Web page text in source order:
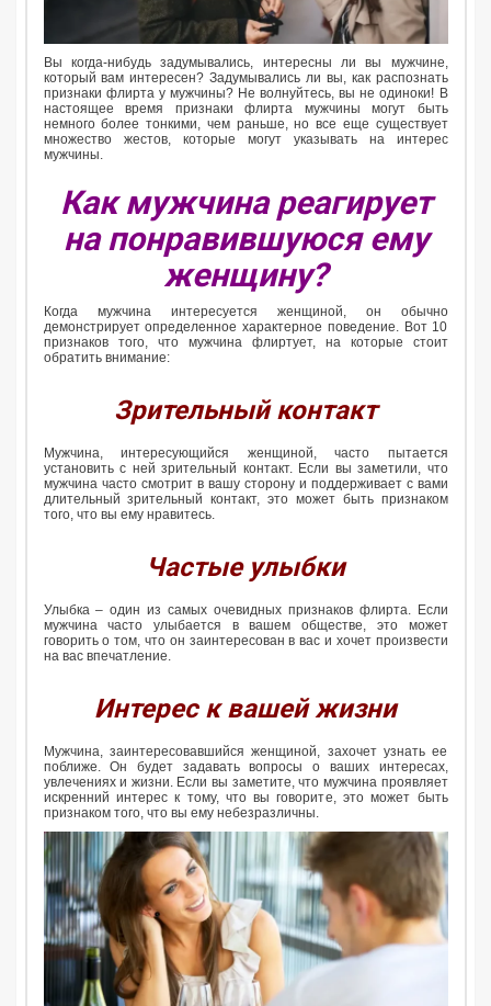
Вы когда-нибудь задумывались, интересны ли вы мужчине,
который вам интересен? Задумывались ли вы, как распознать
признаки флирта у мужчины? Не волнуйтесь, вы не одиноки! В
настоящее время признаки флирта мужчины могут быть
немного более тонкими, чем раньше, но все еще существует
множество жестов, которые могут указывать на интерес
мужчины.
Как мужчина реагирует
на понравившуюся ему
женщину?
Когда мужчина интересуется женщиной, он обычно
демонстрирует определенное характерное поведение. Вот 10
признаков того, что мужчина флиртует, на которые стоит
обратить внимание:
Зрительный контакт
Мужчина, интересующийся женщиной, часто пытается
установить с ней зрительный контакт. Если вы заметили, что
мужчина часто смотрит в вашу сторону и поддерживает с вами
длительный зрительный контакт, это может быть признаком
того, что вы ему нравитесь.
Частые улыбки
Улыбка – один из самых очевидных признаков флирта. Если
мужчина часто улыбается в вашем обществе, это может
говорить о том, что он заинтересован в вас и хочет произвести
на вас впечатление.
Интерес к вашей жизни
Мужчина, заинтересовавшийся женщиной, захочет узнать ее
поближе. Он будет задавать вопросы о ваших интересах,
увлечениях и жизни. Если вы заметите, что мужчина проявляет
искренний интерес к тому, что вы говорите, это может быть
признаком того, что вы ему небезразличны.